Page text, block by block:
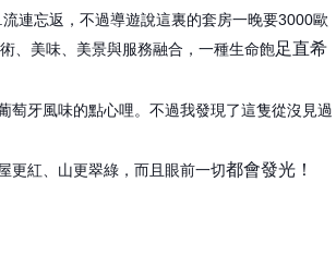
連忘返， 不過導遊說這裏的套房一晚要3000歐
、美味、美景與服務融合，一種生命飽足直希
萄牙風味的點心哩。不過我發現了這隻從沒見過
更紅、山更翠綠，而且眼前一切都會發光！